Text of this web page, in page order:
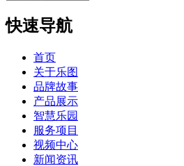
快速导航
首页
关于乐图
品牌故事
产品展示
智慧乐园
服务项目
视频中心
新闻资讯